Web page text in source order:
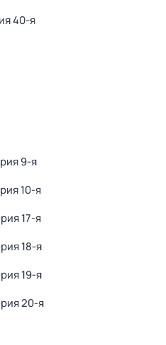
40-я
9-я
10-я
17-я
18-я
19-я
20-я